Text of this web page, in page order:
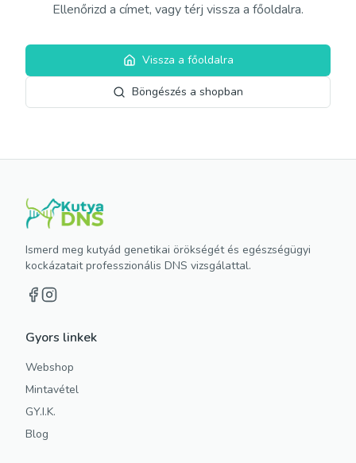
Ellenőrizd a címet, vagy térj vissza a főoldalra.
Vissza a főoldalra
Böngészés a shopban
Ismerd meg kutyád genetikai örökségét és egészségügyi
kockázatait professzionális DNS vizsgálattal.
Gyors linkek
Webshop
Mintavétel
GY.I.K.
Blog